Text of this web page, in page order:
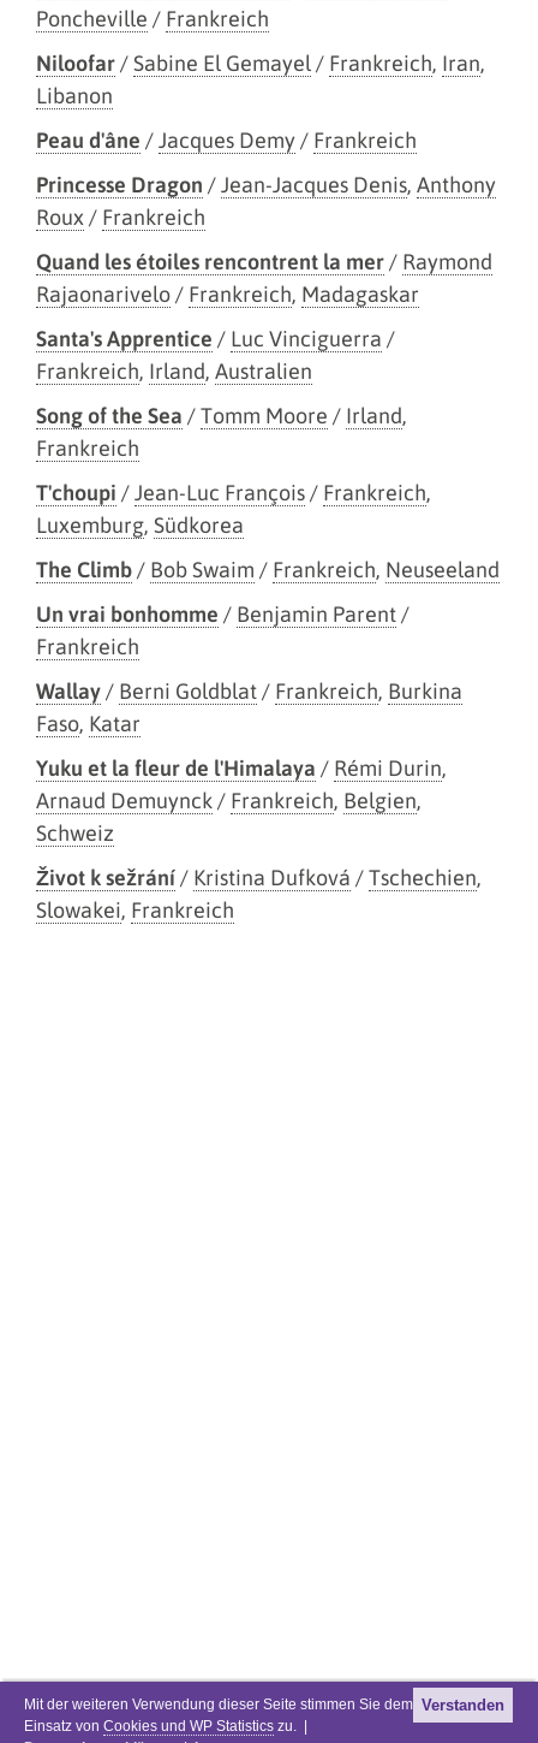
Mit der weiteren Verwendung dieser Seite stimmen Sie dem
Einsatz von Cookies und WP Statistics zu. |
Verstanden
Poncheville / Frankreich
Niloofar/Sabine El Gemayel/ Frankreich, Iran,
Libanon
Peau d'âne /Jacques Demy / Frankreich
Princesse Dragon /Jean-Jacques Denis, Anthony
Roux / Frankreich
Quand les étoiles rencontrent la mer/ Raymond
Rajaonarivelo/ Frankreich, Madagaskar
Santa's Apprentice / Luc Vinciguerra /
Frankreich, Irland, Australien
Song of the Sea /Tomm Moore / Irland,
Frankreich
T'choupi /Jean-Luc François/ Frankreich,
Luxemburg, Südkorea
The Climb/ Bob Swaim / Frankreich, Neuseeland
Un vrai bonhomme / Benjamin Parent/
Frankreich
Wallay/ Berni Goldblat/ Frankreich, Burkina
Faso, Katar
Yuku et la fleur de l'Himalaya / Rémi Durin,
Arnaud Demuynck / Frankreich, Belgien,
Schweiz
Život k sežrání/ Kristina Dufková /Tschechien,
Slowakei, Frankreich